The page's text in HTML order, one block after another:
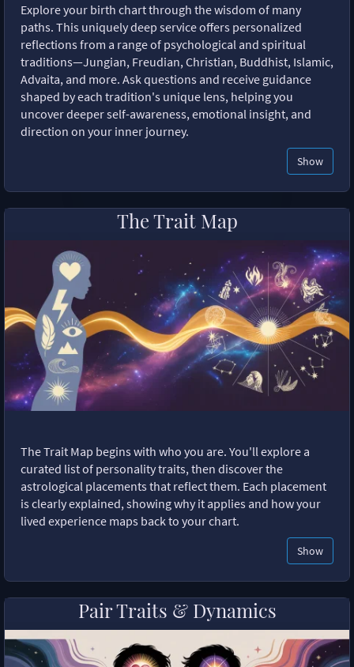
Explore your birth chart through the wisdom of many
paths. This uniquely deep service offers personalized
reflections from a range of psychological and spiritual
traditions—Jungian, Freudian, Christian, Buddhist, Islamic,
Advaita, and more. Ask questions and receive guidance
shaped by each tradition's unique lens, helping you
uncover deeper self-awareness, emotional insight, and
direction on your inner journey.
Show
The Trait Map
The Trait Map begins with who you are. You'll explore a
curated list of personality traits, then discover the
astrological placements that reflect them. Each placement
is clearly explained, showing why it applies and how your
lived experience maps back to your chart.
Show
Pair Traits & Dynamics